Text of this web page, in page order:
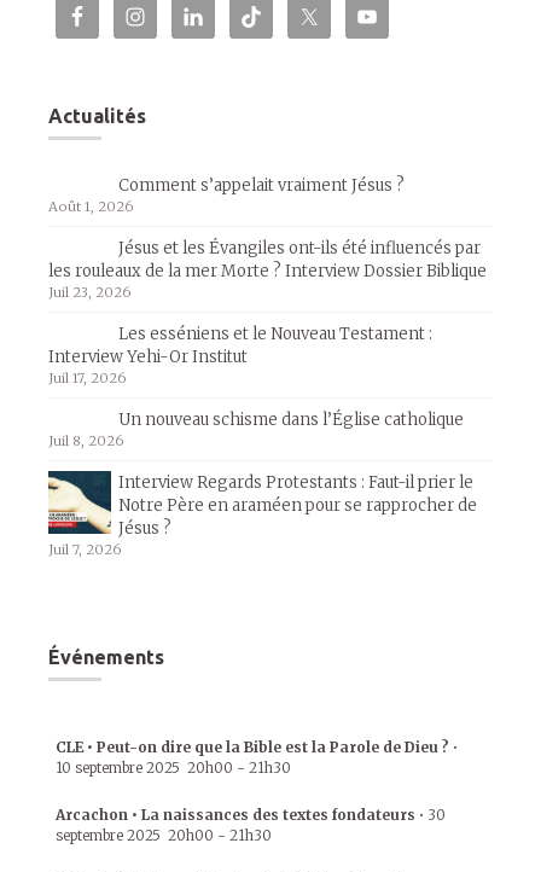
Actualités
Comment s’appelait vraiment Jésus ?
Août 1, 2026
Jésus et les Évangiles ont-ils été influencés par
les rouleaux de la mer Morte ? Interview Dossier Biblique
Juil 23, 2026
Les esséniens et le Nouveau Testament :
Interview Yehi-Or Institut
Juil 17, 2026
Un nouveau schisme dans l’Église catholique
Juil 8, 2026
Interview Regards Protestants : Faut-il prier le
Notre Père en araméen pour se rapprocher de
Jésus ?
Juil 7, 2026
Événements
CLE • Peut-on dire que la Bible est la Parole de Dieu ? •
10 septembre 2025 20h00 - 21h30
Arcachon • La naissances des textes fondateurs • 30
septembre 2025 20h00 - 21h30